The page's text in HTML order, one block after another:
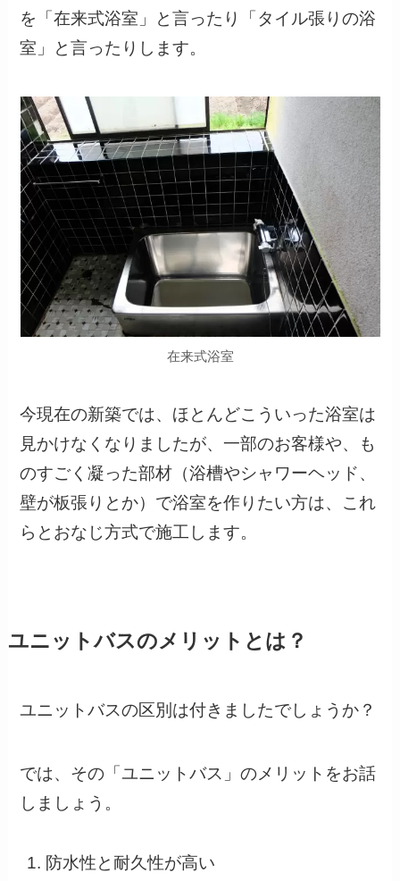
を「在来式浴室」と言ったり「タイル張りの浴
室」と言ったりします。
在来式浴室
今現在の新築では、ほとんどこういった浴室は
見かけなくなりましたが、一部のお客様や、も
のすごく凝った部材（浴槽やシャワーヘッド、
壁が板張りとか）で浴室を作りたい方は、これ
らとおなじ方式で施工します。
ユニットバスのメリットとは？
ユニットバスの区別は付きましたでしょうか？
では、その「ユニットバス」のメリットをお話
しましょう。
防水性と耐久性が高い